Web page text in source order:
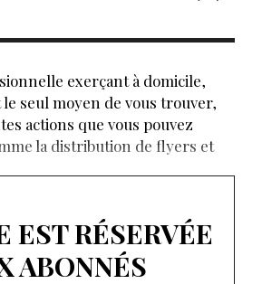
exerçant à domicile,
seul moyen de vous trouver,
actions que vous pouvez
la distribution de flyers et
EST RÉSERVÉE
ABONNÉS